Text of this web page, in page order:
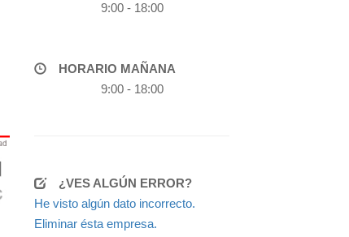
9:00 - 18:00
HORARIO MAÑANA
9:00 - 18:00
¿VES ALGÚN ERROR?
He visto algún dato incorrecto.
Eliminar ésta empresa.